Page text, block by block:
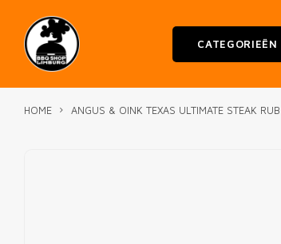
CATEGORIEËN
HOME ANGUS & OINK TEXAS ULTIMATE STEAK